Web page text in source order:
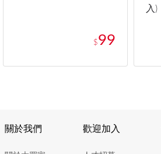
$99
入)
關於我們 歡迎加入